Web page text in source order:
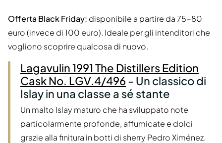
Offerta Black Friday: disponibile a partire da 75-80
euro (invece di 100 euro). Ideale per gli intenditori che
vogliono scoprire qualcosa di nuovo.
Lagavulin 1991 The Distillers Edition
Cask No. LGV.4/496 - Un classico di
Islay in una classe a sé stante
Un malto Islay maturo che ha sviluppato note
particolarmente profonde, affumicate e dolci
grazie alla finitura in botti di sherry Pedro Ximénez.